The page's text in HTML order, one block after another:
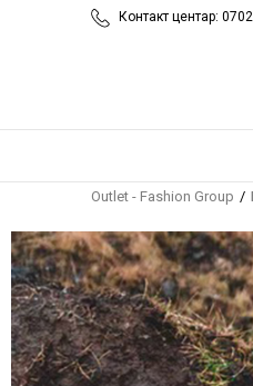
Контакт центар:
Outlet - Fashion Group